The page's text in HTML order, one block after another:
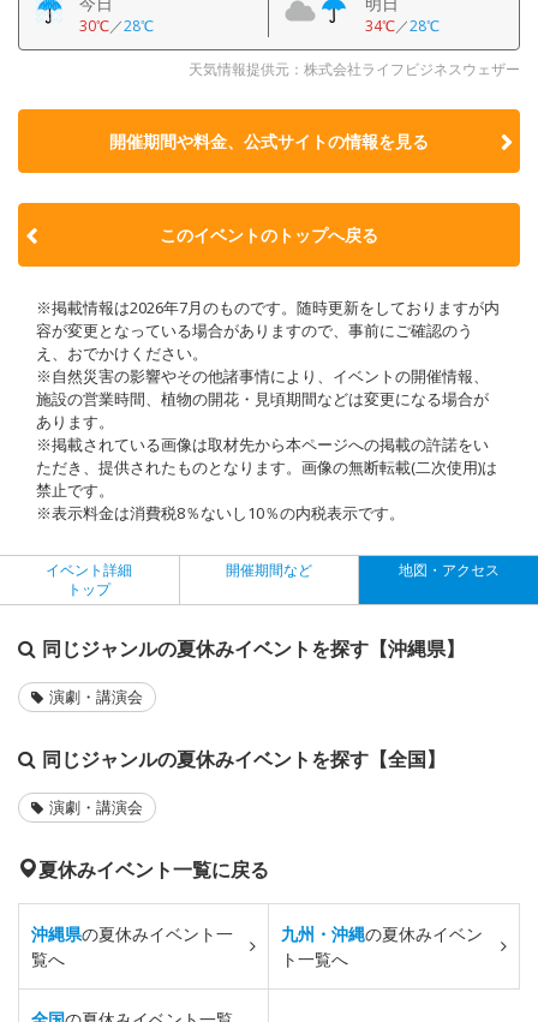
30℃／28℃ 34℃／28℃
天気情報提供元：株式会社ライフビジネスウェザー
開催期間や料金、公式サイトの情報を見る
このイベントのトップへ戻る
※掲載情報は2026年7月のものです。随時更新をしておりますが内
容が変更となっている場合がありますので、事前にご確認のう
え、おでかけください。
※自然災害の影響やその他諸事情により、イベントの開催情報、
施設の営業時間、植物の開花・見頃期間などは変更になる場合が
あります。
※掲載されている画像は取材先から本ページへの掲載の許諾をい
ただき、提供されたものとなります。画像の無断転載(二次使用)は
禁止です。
※表示料金は消費税8％ないし10％の内税表示です。
イベント詳細
トップ
開催期間など 地図・アクセス
同じジャンルの夏休みイベントを探す【沖縄県】
演劇・講演会
同じジャンルの夏休みイベントを探す【全国】
演劇・講演会
夏休みイベント一覧に戻る
沖縄県の夏休みイベント一
覧へ
九州・沖縄の夏休みイベン
ト一覧へ